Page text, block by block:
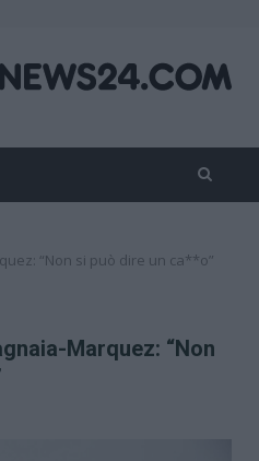
“Non si può dire un ca**o”
Marquez: “Non